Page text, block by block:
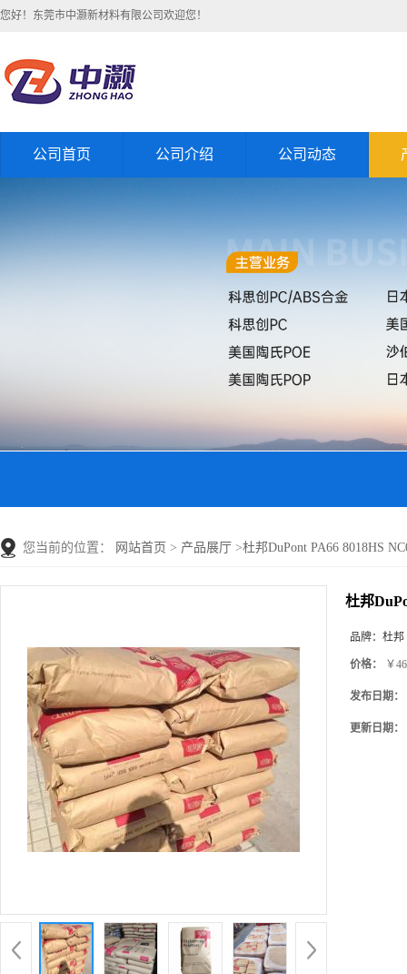
您好！东莞市中灏新材料有限公司欢迎您！
公司首页 公司介绍 公司动态
您当前的位置： 网站首页 > 产品展厅 >杜邦DuPont PA66 8018HS
杜邦
品牌： 杜邦
价格： ￥
发布日期：
更新日期：